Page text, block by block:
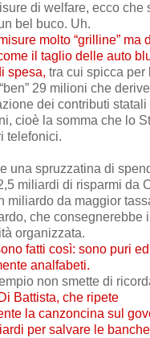
di welfare, ecco che
bel buco. Uh.
molto “grilline” ma
il taglio delle auto
spesa, tra cui spicca per
29 milioni che
dei contributi statali
cioè la somma che lo
telefonici.
una spruzzatina di
miliardi di risparmi da
miliardo da maggior
che consegnerebbe
organizzata.
fatti così: sono puri ed
analfabeti.
non smette di
Battista, che ripete
la canzoncina sul
per salvare le